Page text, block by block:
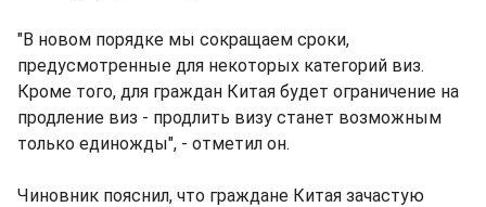
"В новом порядке мы сокращаем сроки,
предусмотренные для некоторых категорий виз.
Кроме того, для граждан Китая будет ограничение на
продление виз - продлить визу станет возможным
только единожды", - отметил он.
Чиновник пояснил, что граждане Китая зачастую